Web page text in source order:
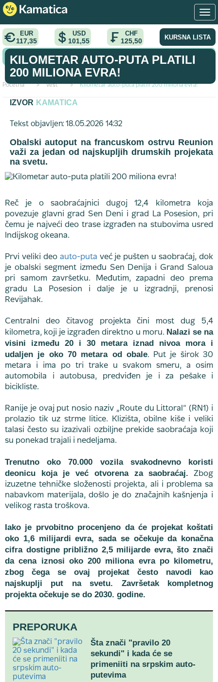
EUR
117,35
USD
101,55
CHF
125,50 KURSNA LISTA
KONVERTOR VALUTA
Početna > vest > Kilometar auto-puta platili 200 miliona evra!
KILOMETAR AUTO-PUTA PLATILI
200 MILIONA EVRA!
IZVOR KAMATICA
Tekst objavljen: 18.05.2026 14:32
Obalski autoput na francuskom ostrvu Reunion
važi za jedan od najskupljih drumskih projekata
na svetu.
Reč je o saobraćajnici dugoj 12,4 kilometra koja
povezuje glavni grad Sen Deni i grad La Posesion, pri
čemu je najveći deo trase izgrađen na stubovima usred
Indijskog okeana.
Prvi veliki deo auto-puta već je pušten u saobraćaj, dok
je obalski segment između Sen Denija i Grand Saloua
pri samom završetku. Međutim, zapadni deo prema
gradu La Posesion i dalje je u izgradnji, prenosi
Revijahak.
Centralni deo čitavog projekta čini most dug 5,4
kilometra, koji je izgrađen direktno u moru. Nalazi se na
visini između 20 i 30 metara iznad nivoa mora i
udaljen je oko 70 metara od obale. Put je širok 30
metara i ima po tri trake u svakom smeru, a osim
automobila i autobusa, predviđen je i za pešake i
bicikliste.
Ranije je ovaj put nosio naziv „Route du Littoral“ (RN1) i
prolazio tik uz strme litice. Klizišta, obilne kiše i veliki
talasi često su izazivali ozbiljne prekide saobraćaja koji
su ponekad trajali i nedeljama.
Trenutno oko 70.000 vozila svakodnevno koristi
deonicu koja je već otvorena za saobraćaj. Zbog
izuzetne tehničke složenosti projekta, ali i problema sa
nabavkom materijala, došlo je do značajnih kašnjenja i
velikog rasta troškova.
Iako je prvobitno procenjeno da će projekat koštati
oko 1,6 milijardi evra, sada se očekuje da konačna
cifra dostigne približno 2,5 milijarde evra, što znači
da cena iznosi oko 200 miliona evra po kilometru,
zbog čega se ovaj projekat često navodi kao
najskuplji put na svetu. Završetak kompletnog
projekta očekuje se do 2030. godine.
PREPORUKA
Šta znači "pravilo 20
sekundi" i kada će se
primeniiti na srpskim auto-
putevima